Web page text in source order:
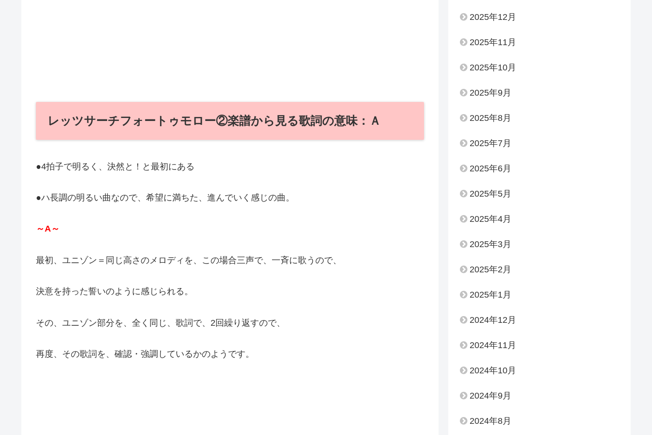
レッツサーチフォートゥモロー②楽譜から見る歌詞の意味：Ａ
●4拍子で明るく、決然と！と最初にある
●ハ長調の明るい曲なので、希望に満ちた、進んでいく感じの曲。
～A～
最初、ユニゾン＝同じ高さのメロディを、この場合三声で、一斉に歌うので、
決意を持った誓いのように感じられる。
その、ユニゾン部分を、全く同じ、歌詞で、2回繰り返すので、
再度、その歌詞を、確認・強調しているかのようです。
2025年12月
2025年11月
2025年10月
2025年9月
2025年8月
2025年7月
2025年6月
2025年5月
2025年4月
2025年3月
2025年2月
2025年1月
2024年12月
2024年11月
2024年10月
2024年9月
2024年8月